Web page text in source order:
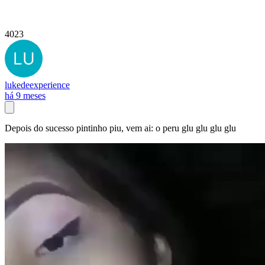
4023
lukedeexperience
há 9 meses
Depois do sucesso pintinho piu, vem ai: o peru glu glu glu glu